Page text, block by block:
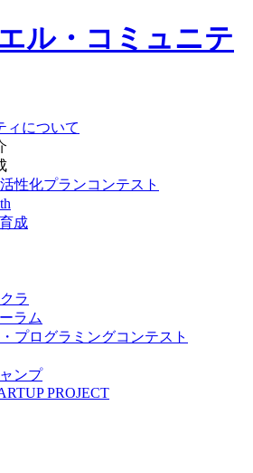
ィについて
性化プランコンテスト
成
ラ
ラム
プログラミングコンテスト
ンプ
PROJECT